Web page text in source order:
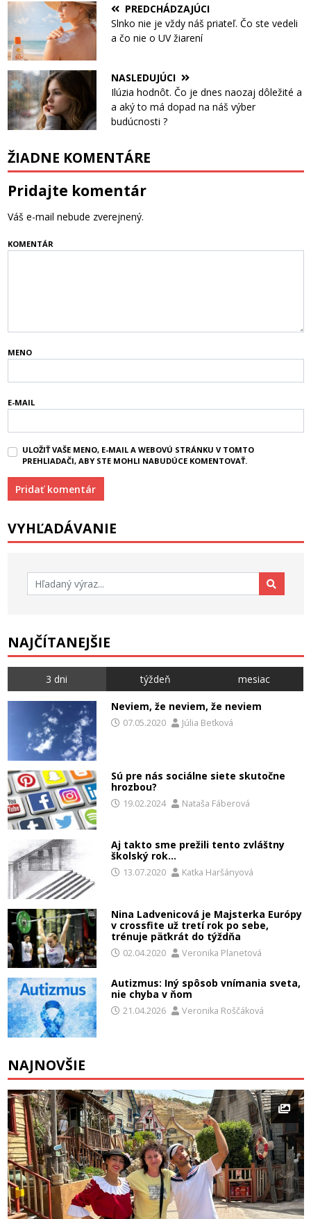
PREDCHÁDZAJÚCI
Slnko nie je vždy náš priateľ. Čo ste vedeli
a čo nie o UV žiarení
NASLEDUJÚCI
Ilúzia hodnôt. Čo je dnes naozaj dôležité a
a aký to má dopad na náš výber
budúcnosti ?
ŽIADNE KOMENTÁRE
Pridajte komentár
Váš e-mail nebude zverejnený.
KOMENTÁR
MENO
E-MAIL
ULOŽIŤ VAŠE MENO, E-MAIL A WEBOVÚ STRÁNKU V TOMTO
PREHLIADAČI, ABY STE MOHLI NABUDÚCE KOMENTOVAŤ.
VYHĽADÁVANIE
Hľadať:
NAJČÍTANEJŠIE
3 dni týždeň mesiac
Neviem, že neviem, že neviem
07.05.2020 Júlia Beťková
Sú pre nás sociálne siete skutočne
hrozbou?
19.02.2024 Nataša Fáberová
Aj takto sme prežili tento zvláštny
školský rok…
13.07.2020 Katka Haršányová
Nina Ladvenicová je Majsterka Európy
v crossfite už tretí rok po sebe,
trénuje päťkrát do týždňa
02.04.2020 Veronika Planetová
Autizmus: Iný spôsob vnímania sveta,
nie chyba v ňom
21.04.2026 Veronika Roščáková
NAJNOVŠIE